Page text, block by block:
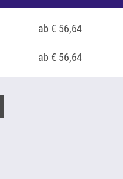
ab € 56,64
ab € 56,64